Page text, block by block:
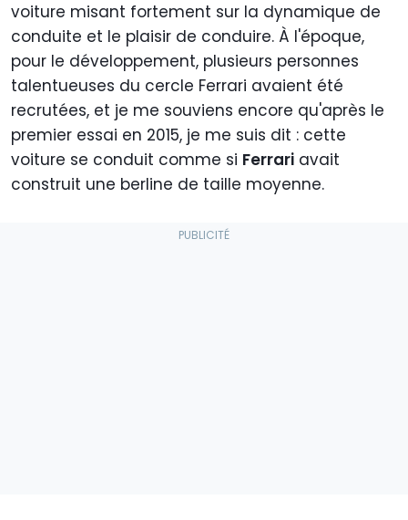
voiture misant fortement sur la dynamique de
conduite et le plaisir de conduire. À l'époque,
pour le développement, plusieurs personnes
talentueuses du cercle Ferrari avaient été
recrutées, et je me souviens encore qu'après le
premier essai en 2015, je me suis dit : cette
voiture se conduit comme si Ferrari avait
construit une berline de taille moyenne.